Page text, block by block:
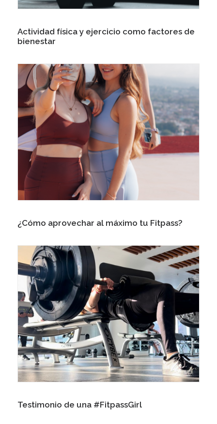
Actividad física y ejercicio como factores de
bienestar
¿Cómo aprovechar al máximo tu Fitpass?
Testimonio de una #FitpassGirl